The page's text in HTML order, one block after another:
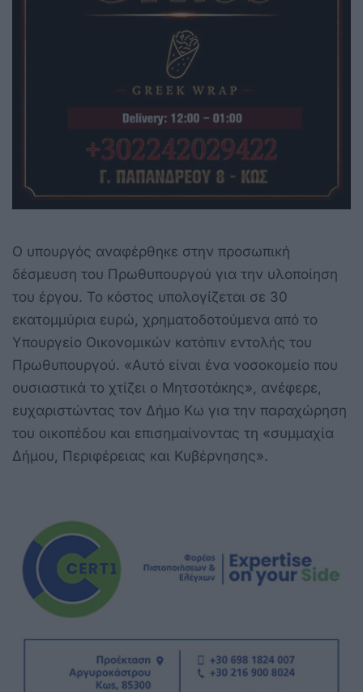
Ο υπουργός αναφέρθηκε στην προσωπική
δέσμευση του Πρωθυπουργού για την υλοποίηση
του έργου. Το κόστος υπολογίζεται σε 30
εκατομμύρια ευρώ, χρηματοδοτούμενα από το
Υπουργείο Οικονομικών κατόπιν εντολής του
Πρωθυπουργού. «Αυτό είναι ένα νοσοκομείο που
ουσιαστικά το χτίζει ο Μητσοτάκης», ανέφερε,
ευχαριστώντας τον Δήμο Κω για την παραχώρηση
του οικοπέδου και επισημαίνοντας τη «συμμαχία
Δήμου, Περιφέρειας και Κυβέρνησης».